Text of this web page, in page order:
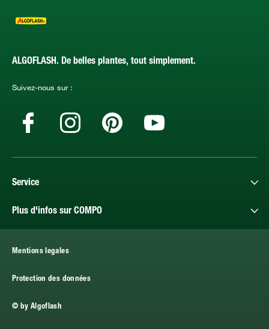
ALGOFLASH. De belles plantes, tout simplement.
Suivez-nous sur :
Service
Plus d'infos sur COMPO
Mentions legales
Protection des données
© by Algoflash